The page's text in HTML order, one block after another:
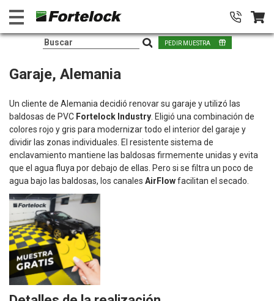
PEDIR MUESTRA
Garaje, Alemania
Un cliente de Alemania decidió renovar su garaje y utilizó las
baldosas de PVC Fortelock Industry . Eligió una combinación de
colores rojo y gris para modernizar todo el interior del garaje y
dividir las zonas individuales. El resistente sistema de
enclavamiento mantiene las baldosas firmemente unidas y evita
que el agua fluya por debajo de ellas. Pero si se filtra un poco de
agua bajo las baldosas, los canales AirFlowfacilitan el secado.